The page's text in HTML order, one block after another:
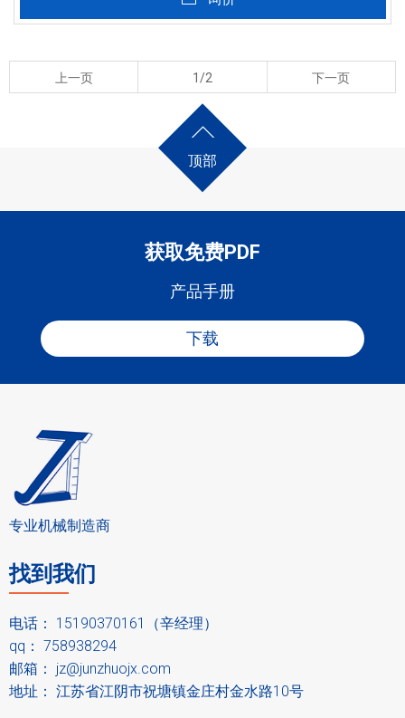
上一页 1/2 下一页
顶部
获取免费PDF
产品手册
下载
专业机械制造商
找到我们
电话： 15190370161（辛经理）
qq： 758938294
邮箱： jz@junzhuojx.com
地址： 江苏省江阴市祝塘镇金庄村金水路10号